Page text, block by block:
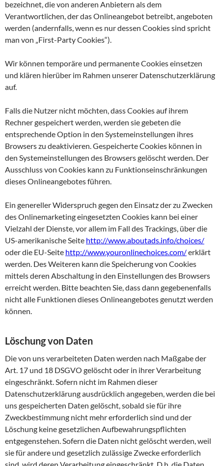
bezeichnet, die von anderen Anbietern als dem
Verantwortlichen, der das Onlineangebot betreibt, angeboten
werden (andernfalls, wenn es nur dessen Cookies sind spricht
man von „First-Party Cookies“).
Wir können temporäre und permanente Cookies einsetzen
und klären hierüber im Rahmen unserer Datenschutzerklärung
auf.
Falls die Nutzer nicht möchten, dass Cookies auf ihrem
Rechner gespeichert werden, werden sie gebeten die
entsprechende Option in den Systemeinstellungen ihres
Browsers zu deaktivieren. Gespeicherte Cookies können in
den Systemeinstellungen des Browsers gelöscht werden. Der
Ausschluss von Cookies kann zu Funktionseinschränkungen
dieses Onlineangebotes führen.
Ein genereller Widerspruch gegen den Einsatz der zu Zwecken
des Onlinemarketing eingesetzten Cookies kann bei einer
Vielzahl der Dienste, vor allem im Fall des Trackings, über die
US-amerikanische Seite http://www.aboutads.info/choices/
oder die EU-Seite http://www.youronlinechoices.com/erklärt
werden. Des Weiteren kann die Speicherung von Cookies
mittels deren Abschaltung in den Einstellungen des Browsers
erreicht werden. Bitte beachten Sie, dass dann gegebenenfalls
nicht alle Funktionen dieses Onlineangebotes genutzt werden
können.
Löschung von Daten
Die von uns verarbeiteten Daten werden nach Maßgabe der
Art. 17 und 18 DSGVO gelöscht oder in ihrer Verarbeitung
eingeschränkt. Sofern nicht im Rahmen dieser
Datenschutzerklärung ausdrücklich angegeben, werden die bei
uns gespeicherten Daten gelöscht, sobald sie für ihre
Zweckbestimmung nicht mehr erforderlich sind und der
Löschung keine gesetzlichen Aufbewahrungspflichten
entgegenstehen. Sofern die Daten nicht gelöscht werden, weil
sie für andere und gesetzlich zulässige Zwecke erforderlich